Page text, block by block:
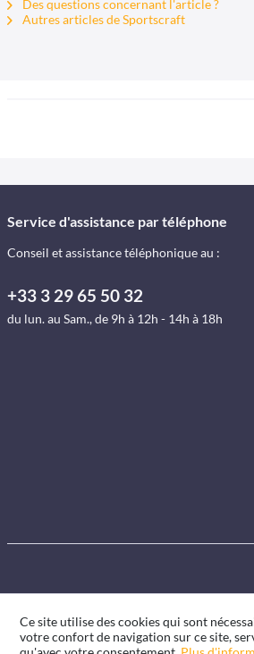
Des questions concernant l'article ?
Autres articles de Sportscraft
Service d'assistance par téléphone
Conseil et assistance téléphonique au :
+33 3 29 65 50 32
du lun. au Sam., de 9h à 12h - 14h à 18h
Ce site utilise des cookies qui sont
votre confort de navigation sur ce site,